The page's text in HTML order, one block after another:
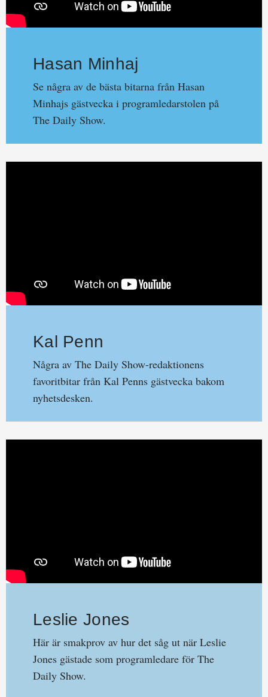
Hasan Minhaj
Se några av de bästa bitarna från Hasan
Minhajs gästvecka i programledarstolen på
The Daily Show.
Kal Penn
Några av The Daily Show-redaktionens
favoritbitar från Kal Penns gästvecka bakom
nyhetsdesken.
Leslie Jones
Här är smakprov av hur det såg ut när Leslie
Jones gästade som programledare för The
Daily Show.